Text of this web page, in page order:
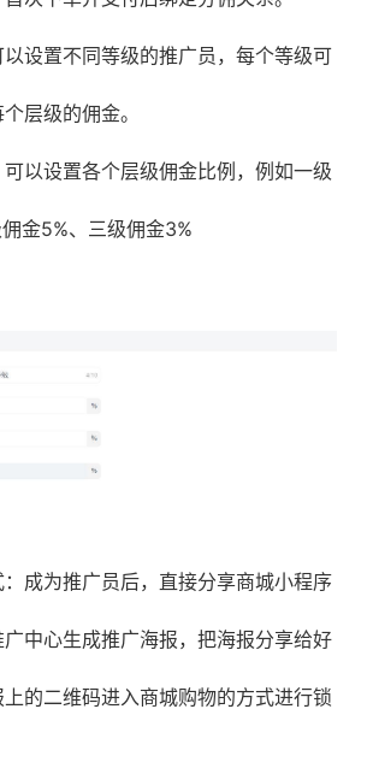
设置不同等级的推广员，每个等级可
层级的佣金。
以设置各个层级佣金比例，例如一级
金5%、三级佣金3%
成为推广员后，直接分享商城小程序
中心生成推广海报，把海报分享给好
的二维码进入商城购物的方式进行锁